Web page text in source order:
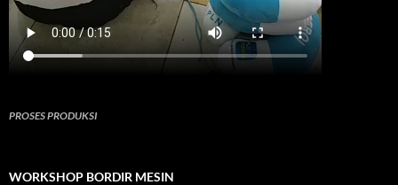
PROSES PRODUKSI
WORKSHOP BORDIR MESIN